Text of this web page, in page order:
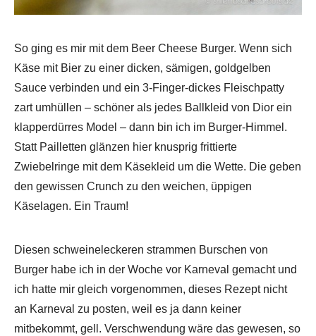
So ging es mir mit dem Beer Cheese Burger. Wenn sich
Käse mit Bier zu einer dicken, sämigen, goldgelben
Sauce verbinden und ein 3-Finger-dickes Fleischpatty
zart umhüllen – schöner als jedes Ballkleid von Dior ein
klapperdürres Model – dann bin ich im Burger-Himmel.
Statt Pailletten glänzen hier knusprig frittierte
Zwiebelringe mit dem Käsekleid um die Wette. Die geben
den gewissen Crunch zu den weichen, üppigen
Käselagen. Ein Traum!
Diesen schweineleckeren strammen Burschen von
Burger habe ich in der Woche vor Karneval gemacht und
ich hatte mir gleich vorgenommen, dieses Rezept nicht
an Karneval zu posten, weil es ja dann keiner
mitbekommt, gell. Verschwendung wäre das gewesen, so